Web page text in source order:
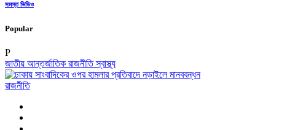
সমস্ত ভিডিও
Popular
P
জাতীয় আন্তর্জাতিক রাজনীতিস্বাস্থ্য
রাজনীতি